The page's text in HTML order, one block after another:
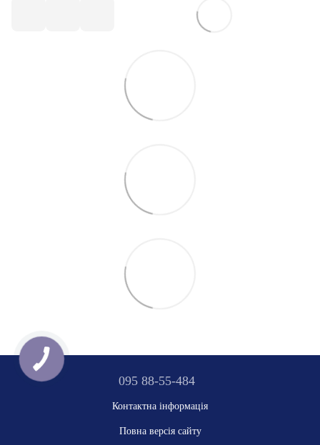
095 88-55-484
Контактна інформація
Повна версія сайту